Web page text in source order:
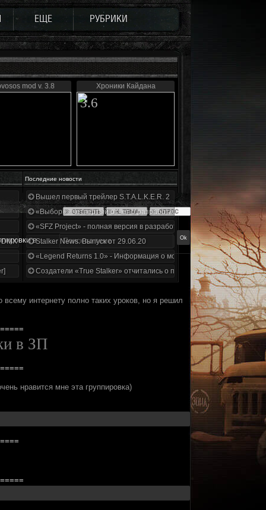
ЕЩЕ РУБРИКИ
mod v. 3.8 Хроники Кайдана
3.6
Последние новости
1.3.5.ООП.МА.К.
Вышел первый трейлер S.T.A.L.K.E.R. 2
«Выбор» - четвертый отчет о разработке!
«SFZ Project» - полная версия в разработке!
Stalker News. Выпуск от 29.06.20
«Legend Returns 1.0» - Информация о моде за июнь 2020
Создатели «True Stalker» отчитались о проделанной работе
в
интернету полно таких уроков, но я решил
в ЗП
нравится мне эта группировка)